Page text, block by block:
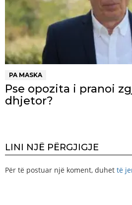
PA MASKA
Pse opozita i pranoi
dhjetor?
LINI NJË PËRGJIGJE
Për të postuar një koment, duhet të